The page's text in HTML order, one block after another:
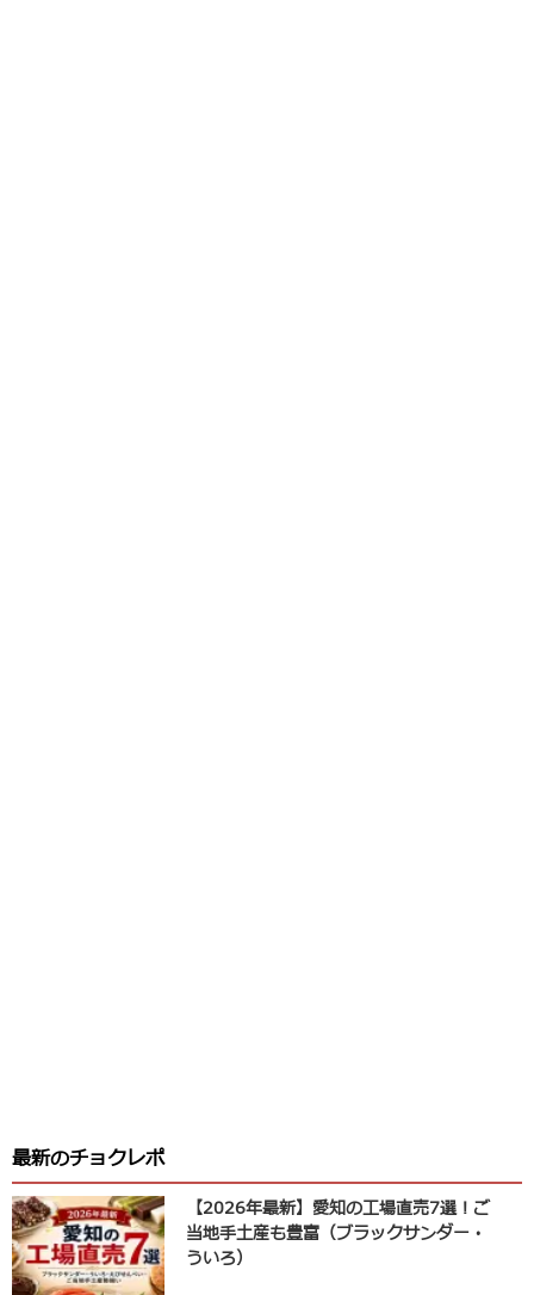
最新のチョクレポ
【2026年最新】愛知の工場直売7選！ご
当地手土産も豊富（ブラックサンダー・
ういろ）